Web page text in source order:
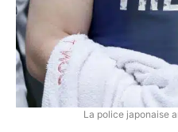
La police japonaise